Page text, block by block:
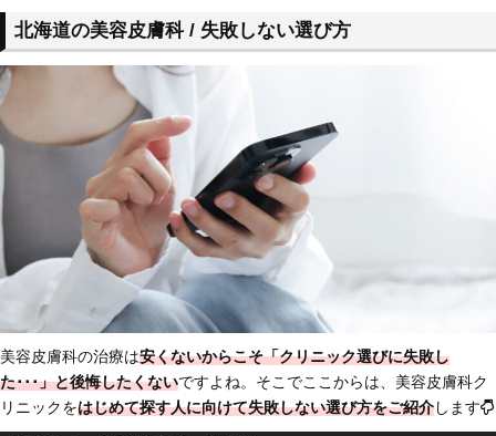
北海道の美容皮膚科 / 失敗しない選び方
美容皮膚科の治療は安くないからこそ「クリニック選びに失敗し
た･･･」と後悔したくないですよね。そこでここからは、美容皮膚科ク
リニックをはじめて探す人に向けて失敗しない選び方をご紹介します